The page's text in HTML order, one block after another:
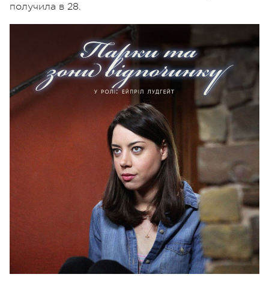
получила в 28.